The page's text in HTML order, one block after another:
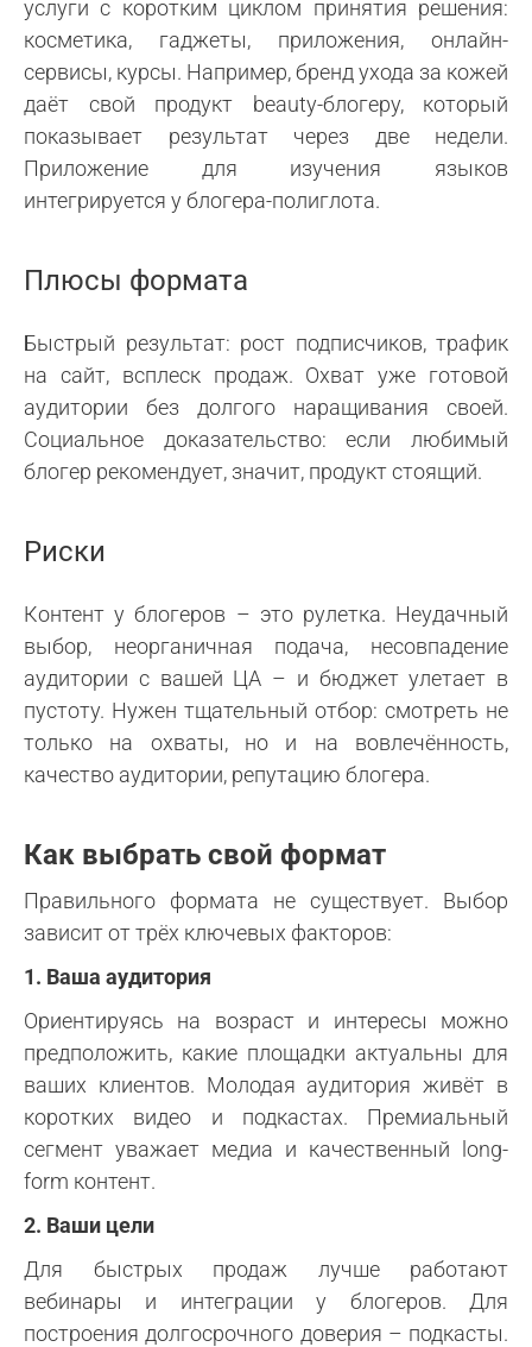
услуги с коротким циклом принятия решения:
косметика, гаджеты, приложения, онлайн-
сервисы, курсы. Например, бренд ухода за кожей
даёт свой продукт beauty-блогеру, который
показывает результат через две недели.
Приложение для изучения языков
интегрируется у блогера-полиглота.
Плюсы формата
Быстрый результат: рост подписчиков, трафик
на сайт, всплеск продаж. Охват уже готовой
аудитории без долгого наращивания своей.
Социальное доказательство: если любимый
блогер рекомендует, значит, продукт стоящий.
Риски
Контент у блогеров – это рулетка. Неудачный
выбор, неорганичная подача, несовпадение
аудитории с вашей ЦА – и бюджет улетает в
пустоту. Нужен тщательный отбор: смотреть не
только на охваты, но и на вовлечённость,
качество аудитории, репутацию блогера.
Как выбрать свой формат
Правильного формата не существует. Выбор
зависит от трёх ключевых факторов:
1. Ваша аудитория
Ориентируясь на возраст и интересы можно
предположить, какие площадки актуальны для
ваших клиентов. Молодая аудитория живёт в
коротких видео и подкастах. Премиальный
сегмент уважает медиа и качественный long-
form контент.
2. Ваши цели
Для быстрых продаж лучше работают
вебинары и интеграции у блогеров. Для
построения долгосрочного доверия – подкасты.